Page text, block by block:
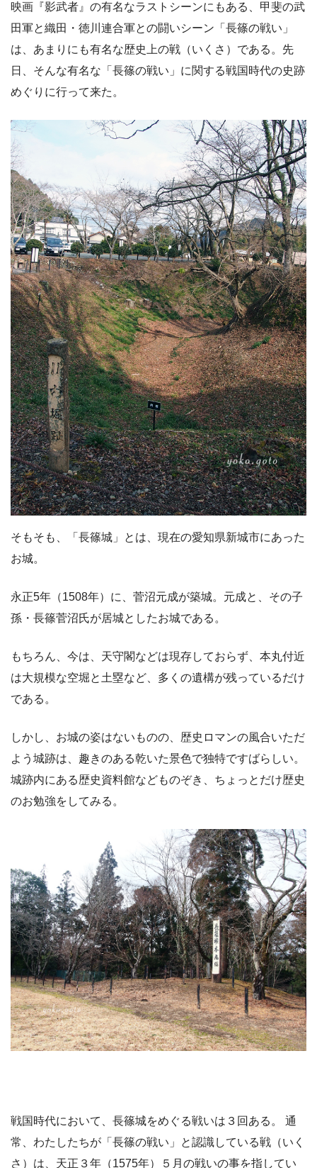
映画『影武者』の有名なラストシーンにもある、甲斐の武
田軍と織田・徳川連合軍との闘いシーン「長篠の戦い」
は、あまりにも有名な歴史上の戦（いくさ）である。先
日、そんな有名な「長篠の戦い」に関する戦国時代の史跡
めぐりに行って来た。
そもそも、「長篠城」とは、現在の愛知県新城市にあった
お城。
永正5年（1508年）に、菅沼元成が築城。元成と、その子
孫・長篠菅沼氏が居城としたお城である。
もちろん、今は、天守閣などは現存しておらず、本丸付近
は大規模な空堀と土塁など、多くの遺構が残っているだけ
である。
しかし、お城の姿はないものの、歴史ロマンの風合いただ
よう城跡は、趣きのある乾いた景色で独特ですばらしい。
城跡内にある歴史資料館などものぞき、ちょっとだけ歴史
のお勉強をしてみる。
戦国時代において、長篠城をめぐる戦いは３回ある。 通
常、わたしたちが「長篠の戦い」と認識している戦（いく
さ）は、天正３年（1575年）５月の戦いの事を指してい